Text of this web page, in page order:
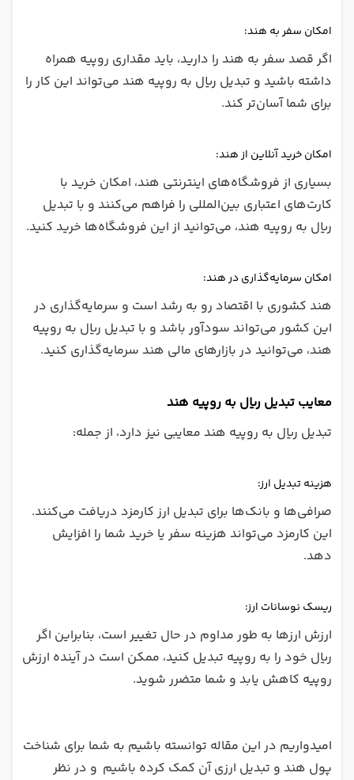
امکان سفر به هند:
اگر قصد سفر به هند را دارید، باید مقداری روپیه همراه
داشته باشید و تبدیل ریال به روپیه هند می‌تواند این کار را
برای شما آسان‌تر کند.
امکان خرید آنلاین از هند:
بسیاری از فروشگاه‌های اینترنتی هند، امکان خرید با
کارت‌های اعتباری بین‌المللی را فراهم می‌کنند و با تبدیل
ریال به روپیه هند، می‌توانید از این فروشگاه‌ها خرید کنید.
امکان سرمایه‌گذاری در هند:
هند کشوری با اقتصاد رو به رشد است و سرمایه‌گذاری در
این کشور می‌تواند سودآور باشد و با تبدیل ریال به روپیه
هند، می‌توانید در بازارهای مالی هند سرمایه‌گذاری کنید.
معایب تبدیل ریال به روپیه هند
تبدیل ریال به روپیه هند معایبی نیز دارد، از جمله:
هزینه تبدیل ارز:
صرافی‌ها و بانک‌ها برای تبدیل ارز کارمزد دریافت می‌کنند.
این کارمزد می‌تواند هزینه سفر یا خرید شما را افزایش
دهد.
ریسک نوسانات ارز:
ارزش ارزها به طور مداوم در حال تغییر است، بنابراین اگر
ریال خود را به روپیه تبدیل کنید، ممکن است در آینده ارزش
روپیه کاهش یابد و شما متضرر شوید.
امیدواریم در این مقاله توانسته باشیم به شما برای شناخت
پول هند و تبدیل ارزی آن کمک کرده باشیم و در نظر